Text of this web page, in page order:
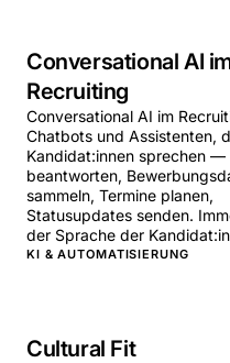
Conversational AI
Recruiting
Conversational AI im
Chatbots und Assistenten,
Kandidat:innen sprechen —
beantworten,
sammeln, Termine planen,
Statusupdates senden.
der Sprache der
KI & AUTOMATISIERUNG
Cultural Fit